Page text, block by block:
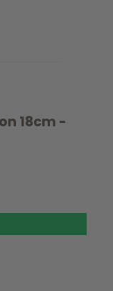
18cm -